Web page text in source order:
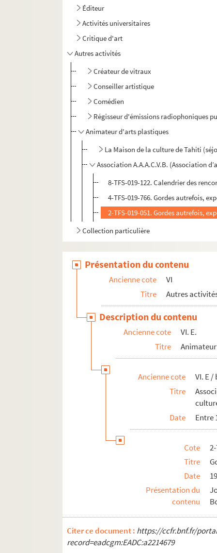
Éditeur
Activités universitaires
Critique d'art
Autres activités
Créateur de vitraux
Conseiller artistique
Comédien
Régisseur d'émissions radiophoniques
Animateur d'arts plastiques
La Maison de la culture de Tahiti
Association A.A.A.C.V.B. (Association
8-TFS-019-122. Calendrier des
4-TFS-019-766. Gordes autrefois,
2-TFS-019-051. Gordes autrefois,
Collection particulière
Présentation du contenu
Ancienne cote
VI
Titre
Autres
Description du contenu
Ancienne cote
VI. E.
Titre
Ancienne cote
VI. E /
Titre
Date
Entre
Cote
Titre
Date
Présentation du
contenu
Citer ce document : https://ccfr.bnf.fr/
record=eadcgm:EADC:a2214679